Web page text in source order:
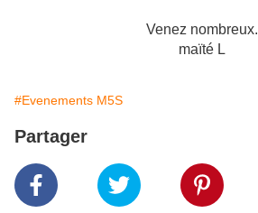
Venez nombreux.
maïté L
#Evenements M5S
Partager